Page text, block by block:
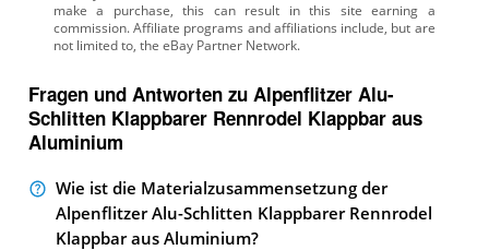
Fragen und Antworten zu Alpenflitzer Alu-
Schlitten Klappbarer Rennrodel Klappbar aus
Aluminium
Wie ist die Materialzusammensetzung der
Alpenflitzer Alu-Schlitten Klappbarer Rennrodel
Klappbar aus Aluminium?